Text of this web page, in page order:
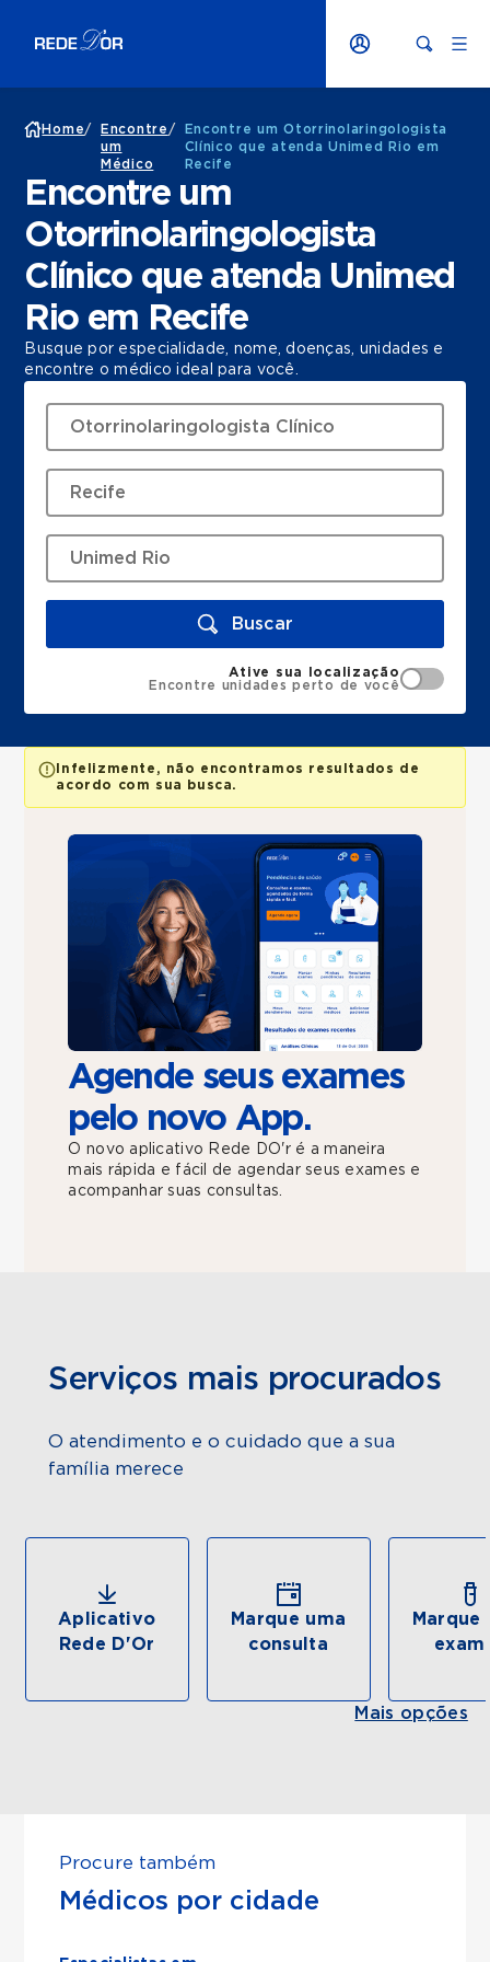
Home/
Encontre
um
Médico
/
Encontre um Otorrinolaringologista
Clínico que atenda Unimed Rio em
Recife
Encontre um
Otorrinolaringologista
Clínico que atenda Unimed
Rio em Recife
Busque por especialidade, nome, doenças, unidades e
encontre o médico ideal para você.
Buscar
Ative sua localização
Encontre unidades perto de você
Infelizmente, não encontramos resultados de
acordo com sua busca.
Agende seus exames
pelo novo App.
O novo aplicativo Rede DO'r é a maneira
mais rápida e fácil de agendar seus exames e
acompanhar suas consultas.
Serviços mais procurados
O atendimento e o cuidado que a sua
família merece
Aplicativo
Rede D'Or
Marque uma
consulta
Marque
Mais opções
Procure também
Médicos por cidade